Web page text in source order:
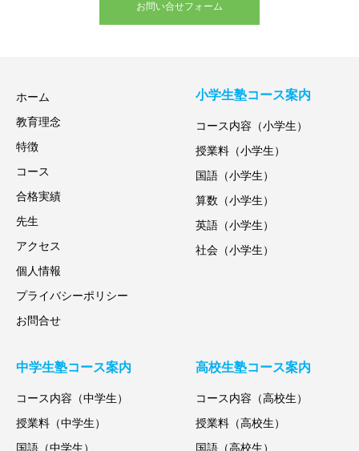
お問い合せフォーム
ホーム
教育理念
特徴
コース
合格実績
先生
アクセス
個人情報
プライバシーポリシー
お問合せ
小学生塾コース案内
コース内容（小学生）
授業料（小学生）
国語（小学生）
算数（小学生）
英語（小学生）
社会（小学生）
中学生塾コース案内
コース内容（中学生）
授業料（中学生）
国語（中学生）
高校生塾コース案内
コース内容（高校生）
授業料（高校生）
国語（高校生）